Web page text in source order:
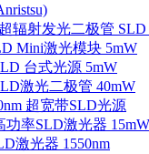
辐射发光二极管 SLD
Mini激光模块 5mW
台式光源 5mW
激光二极管 40mW
超宽带SLD光源
功率SLD激光器 15mW
激光器 1550nm